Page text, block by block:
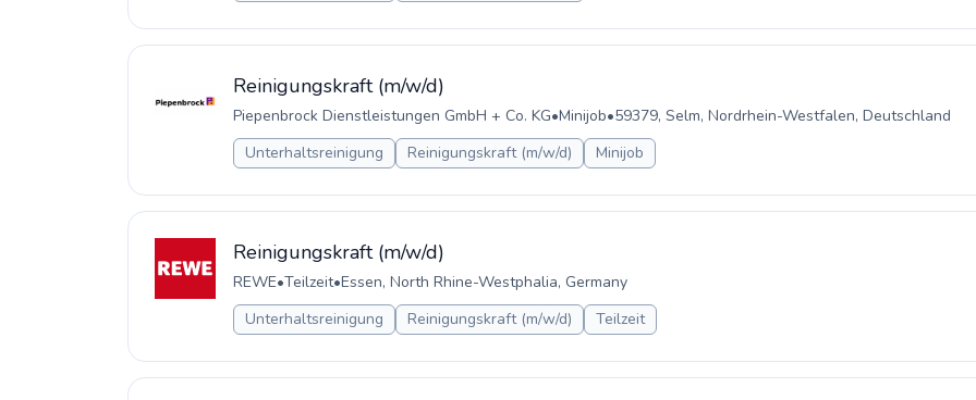
Reinigungskraft (m/w/d)
Piepenbrock Dienstleistungen GmbH + Co. KG•Minijob•59379, Selm, Nordrhein-Westfalen, Deutschland
Unterhaltsreinigung
Reinigungskraft (m/w/d) Minijob
Reinigungskraft (m/w/d)
REWE•Teilzeit•Essen, North Rhine-Westphalia, Germany
Unterhaltsreinigung
Reinigungskraft (m/w/d) Teilzeit